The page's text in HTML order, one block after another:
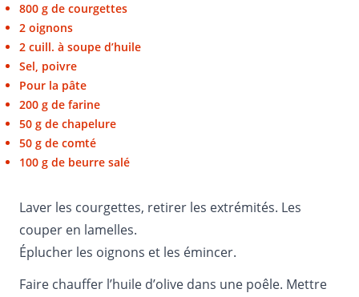
800 g de courgettes
2 oignons
2 cuill. à soupe d’huile
Sel, poivre
Pour la pâte
200 g de farine
50 g de chapelure
50 g de comté
100 g de beurre salé
Laver les courgettes, retirer les extrémités. Les
couper en lamelles.
Éplucher les oignons et les émincer.
Faire chauffer l’huile d’olive dans une poêle. Mettre